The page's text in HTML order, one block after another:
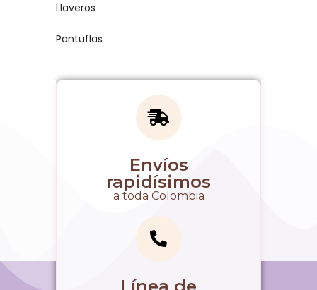
Llaveros
Pantuflas
Envíos
rapidísimos
a toda Colombia